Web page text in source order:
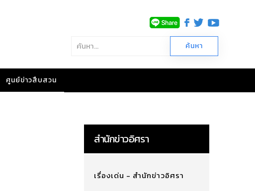
ศูนย์ข่าวสืบสวน
สำนักข่าวอิศรา
เรื่องเด่น - สำนักข่าวอิศรา